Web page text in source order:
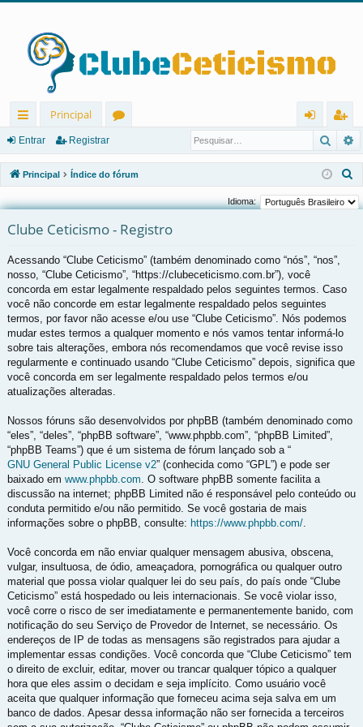
in
ks
rá
os
Principal
u
ns
ra
r
eg
ist
ra
Entrar Registrar
Principal Índice do fórum
s
Idioma:
Clube Ceticismo - Registro
Acessando “Clube Ceticismo” (também denominado como “nós”, “nos”,
nosso, “Clube Ceticismo”, “https://clubeceticismo.com.br”), você
concorda em estar legalmente respaldado pelos seguintes termos. Caso
você não concorde em estar legalmente respaldado pelos seguintes
termos, por favor não acesse e/ou use “Clube Ceticismo”. Nós podemos
mudar estes termos a qualquer momento e nós vamos tentar informá-lo
sobre tais alterações, embora nós recomendamos que você revise isso
regularmente e continuado usando “Clube Ceticismo” depois, significa que
você concorda em ser legalmente respaldado pelos termos e/ou
atualizações alteradas.
Nossos fóruns são desenvolvidos por phpBB (também denominado como
“eles”, “deles”, “phpBB software”, “www.phpbb.com”, “phpBB Limited”,
“phpBB Teams”) que é um sistema de fórum lançado sob a “
GNU General Public License v2” (conhecida como “GPL”) e pode ser
baixado em www.phpbb.com . O software phpBB somente facilita a
discussão na internet; phpBB Limited não é responsável pelo conteúdo ou
conduta permitido e/ou não permitido. Se você gostaria de mais
informações sobre o phpBB, consulte: https://www.phpbb.com/
Você concorda em não enviar qualquer mensagem abusiva, obscena,
vulgar, insultuosa, de ódio, ameaçadora, pornográfica ou qualquer outro
material que possa violar qualquer lei do seu país, do país onde “Clube
Ceticismo” está hospedado ou leis internacionais. Se você violar isso,
você corre o risco de ser imediatamente e permanentemente banido, com
notificação do seu Serviço de Provedor de Internet, se necessário. Os
endereços de IP de todas as mensagens são registrados para ajudar a
implementar essas condições. Você concorda que “Clube Ceticismo” tem
o direito de excluir, editar, mover ou trancar qualquer tópico a qualquer
hora que eles assim o decidam e seja implícito. Como usuário você
aceita que qualquer informação que forneceu acima seja salva em um
banco de dados. Apesar dessa informação não ser fornecida a terceiros